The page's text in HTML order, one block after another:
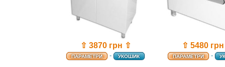
⇧ 3870 грн ⇧
ПАРАМЕТРИ - УКОШИК
⇧ 5480
ПАРАМЕТРИ -